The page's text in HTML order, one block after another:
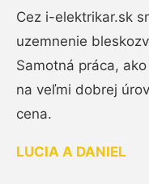
Cez i-elektrikar.sk
uzemnenie
Samotná práca,
na veľmi dobrej
cena.
LUCIA A DANIEL